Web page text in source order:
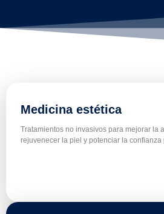
Medicina estética
Tratamientos no invasivos para mejorar la
rejuvenecer la piel y potenciar la confianza